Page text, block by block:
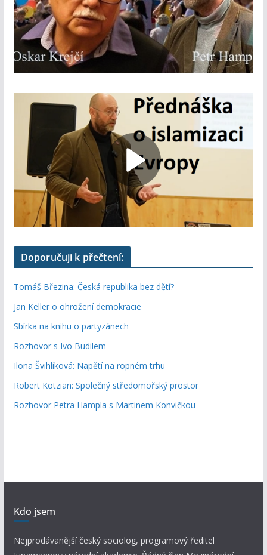
Doporučuji k přečtení:
Tomáš Březina: Česká republika bez dětí?
Jan Keller o ohrožení demokracie
Sbírka na knihu o partyzánech
Rozhovor s Ivo Budilem
Ilona Švihlíková: Napětí na ropném trhu
Robert Kotzian: Společný středomořský prostor
Rozhovor Petra Hampla s Martinem Konvičkou
Kdo jsem
Nejprodávanější český sociolog, programový ředitel